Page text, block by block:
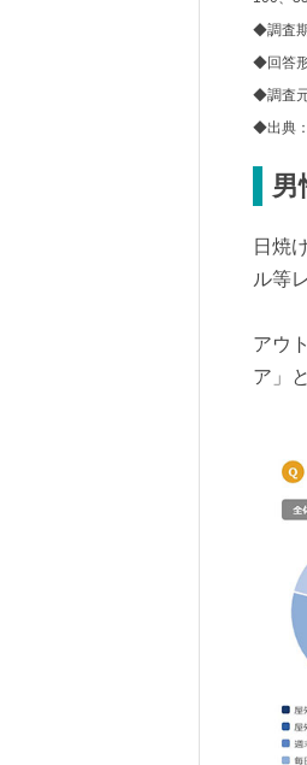
◆調査
◆回答
◆調査
◆出典：
男
日焼
ル等
アウ
ア」